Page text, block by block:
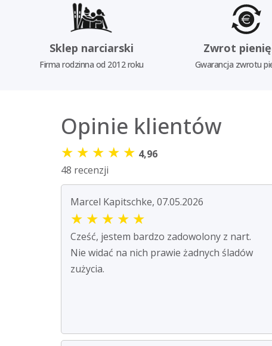
Sklep narciarski
Firma rodzinna od 2012 roku
Zwrot
Gwarancja zwrotu
Opinie klientów
★ ★ ★ ★ ★ 4,96
48 recenzji
Marcel Kapitschke, 07.05.2026
★ ★ ★ ★ ★
Cześć, jestem bardzo zadowolony z nart.
Nie widać na nich prawie żadnych śladów
zużycia.